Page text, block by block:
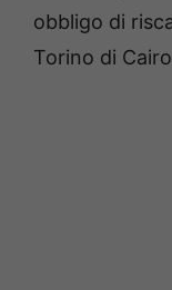
obbligo di
Torino di